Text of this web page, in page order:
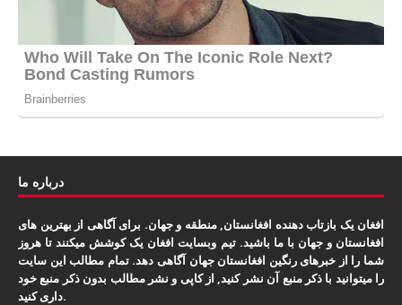
درباره ما
افغان یک بازتاب دهنده افغانستان, منطقه و جهان. برای آگاهی از بهترین های
افغانستان و جهان با ما باشید. تیم وبسایت افغان یک کوشش میکنند تا هروز
شما را از خبرهای رنگین افغانستان جهان آگاهی دهد. تمام مطالب این سایت
را میتوانید با ذکر منبع آن نشر کنید, از کاپی و نشر مطالب بدون ذکر منبع خود
داری کنید.